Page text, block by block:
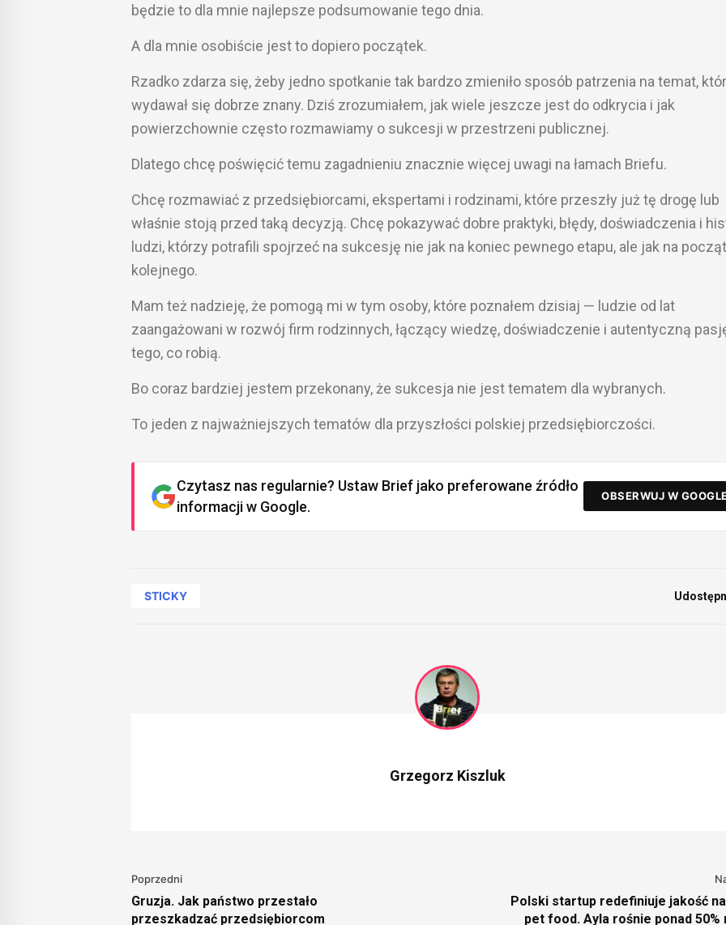
będzie to dla mnie najlepsze podsumowanie tego dnia.
A dla mnie osobiście jest to dopiero początek.
Rzadko zdarza się, żeby jedno spotkanie tak bardzo zmieniło sposób patrzenia na temat,
wydawał się dobrze znany. Dziś zrozumiałem, jak wiele jeszcze jest do odkrycia i jak
powierzchownie często rozmawiamy o sukcesji w przestrzeni publicznej.
Dlatego chcę poświęcić temu zagadnieniu znacznie więcej uwagi na łamach Briefu.
Chcę rozmawiać z przedsiębiorcami, ekspertami i rodzinami, które przeszły już tę drogę lub
właśnie stoją przed taką decyzją. Chcę pokazywać dobre praktyki, błędy, doświadczenia i
ludzi, którzy potrafili spojrzeć na sukcesję nie jak na koniec pewnego etapu, ale jak na
kolejnego.
Mam też nadzieję, że pomogą mi w tym osoby, które poznałem dzisiaj — ludzie od lat
zaangażowani w rozwój firm rodzinnych, łączący wiedzę, doświadczenie i autentyczną
tego, co robią.
Bo coraz bardziej jestem przekonany, że sukcesja nie jest tematem dla wybranych.
To jeden z najważniejszych tematów dla przyszłości polskiej przedsiębiorczości.
Czytasz nas regularnie? Ustaw Brief jako preferowane źródło
informacji w Google.
OBSERWUJ W
STICKY
Grzegorz Kiszluk
Poprzedni
Gruzja. Jak państwo przestało
przeszkadzać przedsiębiorcom
Polski startup redefiniuje jakość
pet food. Ayla rośnie ponad 50%